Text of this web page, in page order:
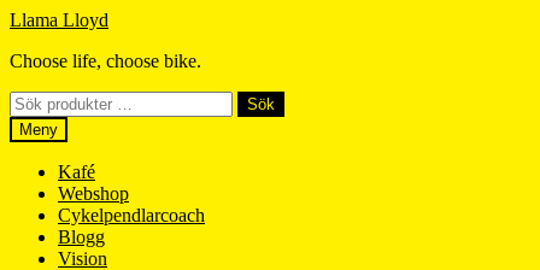
Hoppa
navigering
Hoppa
innehåll
Llama Lloyd
Choose life, choose bike.
Sök
efter:
Sök
Meny
Kafé
Webshop
Cykelpendlarcoach
Blogg
Vision